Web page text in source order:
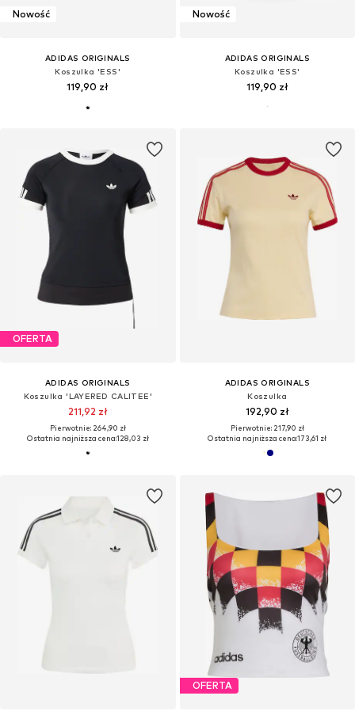
Nowość
ADIDAS ORIGINALS
Koszulka 'ESS'
119,90 zł
Nowość
ADIDAS ORIGINALS
Koszulka 'ESS'
119,90 zł
OFERTA
ADIDAS ORIGINALS
Koszulka 'LAYERED CALITEE'
211,92 zł
Pierwotnie: 264,90 zł
Ostatnia najniższa cena:128,03 zł
ADIDAS ORIGINALS
Koszulka
192,90 zł
Pierwotnie: 217,90 zł
Ostatnia najniższa cena:173,61 zł
OFERTA